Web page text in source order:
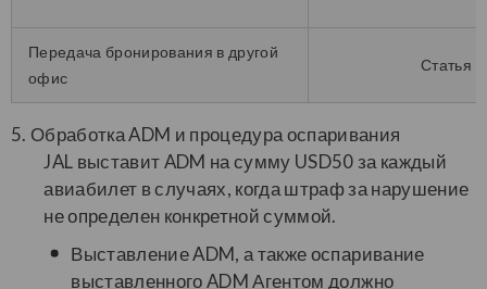
Передача бронирования в другой
офис
Статья
5. Обработка ADM и процедура оспаривания
JAL выставит ADM на сумму USD50 за каждый
авиабилет в случаях, когда штраф за нарушение
не определен конкретной суммой.
Выставление ADM, а также оспаривание
выставленного ADM Агентом должно